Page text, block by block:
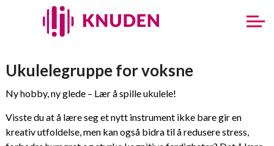
Ukulelegruppe for voksne
Ny hobby, ny glede – Lær å spille ukulele!
Visste du at å lære seg et nytt instrument ikke bare gir en
kreativ utfoldelse, men kan også bidra til å redusere stress,